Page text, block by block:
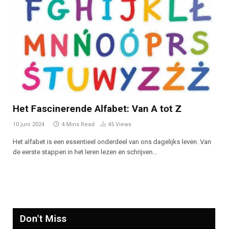
Het Fascinerende Alfabet: Van A tot Z
10 juni 2024 4 Mins Read 45 Views
Het alfabet is een essentieel onderdeel van ons dagelijks leven. Van
de eerste stappen in het leren lezen en schrijven…
Don't Miss